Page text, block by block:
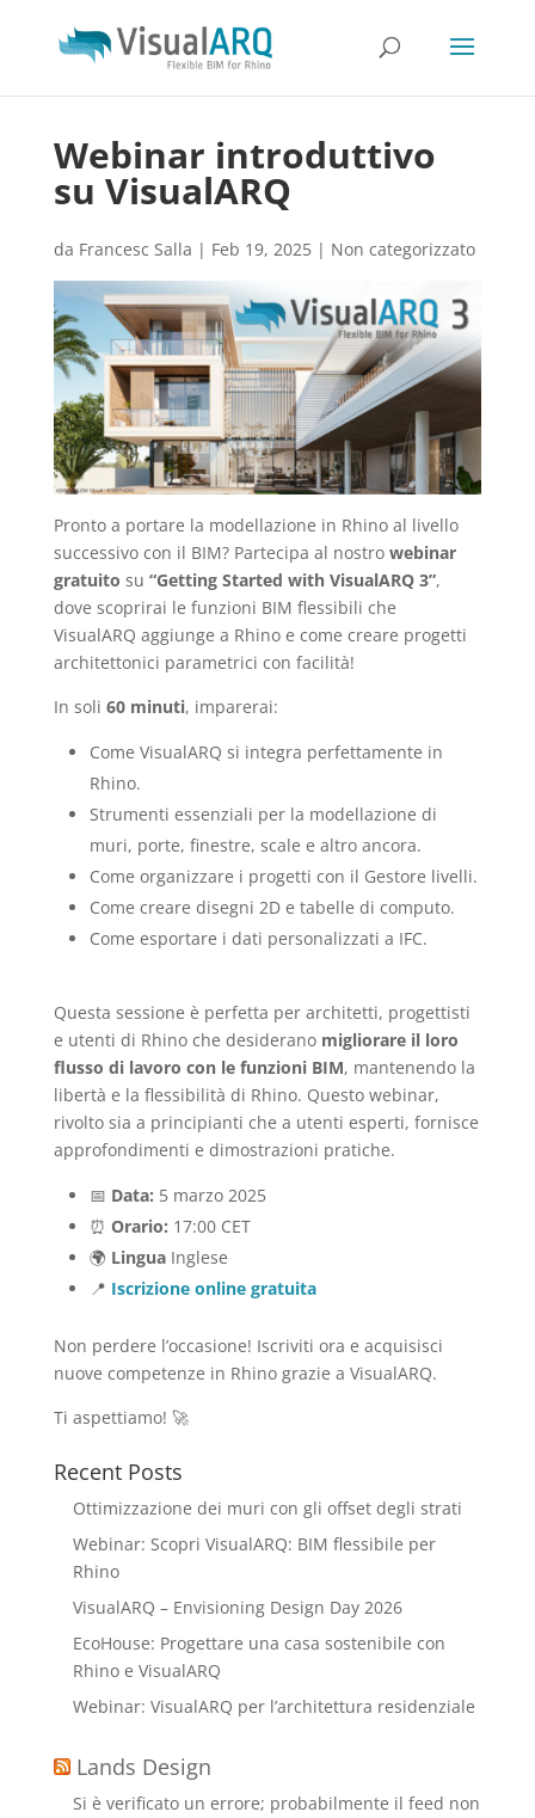
Webinar introduttivo
su VisualARQ
da Francesc Salla | Feb 19, 2025| Non categorizzato
Pronto a portare la modellazione in Rhino al livello
successivo con il BIM? Partecipa al nostro webinar
gratuito su “Getting Started with VisualARQ 3”,
dove scoprirai le funzioni BIM flessibili che
VisualARQ aggiunge a Rhino e come creare progetti
architettonici parametrici con facilità!
In soli 60 minuti, imparerai:
Come VisualARQ si integra perfettamente in
Rhino.
Strumenti essenziali per la modellazione di
muri, porte, finestre, scale e altro ancora.
Come organizzare i progetti con il Gestore livelli.
Come creare disegni 2D e tabelle di computo.
Come esportare i dati personalizzati a IFC.
Questa sessione è perfetta per architetti, progettisti
e utenti di Rhino che desiderano migliorare il loro
flusso di lavoro con le funzioni BIM, mantenendo la
libertà e la flessibilità di Rhino. Questo webinar,
rivolto sia a principianti che a utenti esperti, fornisce
approfondimenti e dimostrazioni pratiche.
📅 Data: 5 marzo 2025
⏰ Orario: 17:00 CET
🌍 LinguaInglese
📍 Iscrizione online gratuita
Non perdere l’occasione! Iscriviti ora e acquisisci
nuove competenze in Rhino grazie a VisualARQ.
Ti aspettiamo! 🚀
Recent Posts
Ottimizzazione dei muri con gli offset degli strati
Webinar: Scopri VisualARQ: BIM flessibile per
Rhino
VisualARQ – Envisioning Design Day 2026
EcoHouse: Progettare una casa sostenibile con
Rhino e VisualARQ
Webinar: VisualARQ per l’architettura residenziale
Lands Design
Si è verificato un errore; probabilmente il feed non